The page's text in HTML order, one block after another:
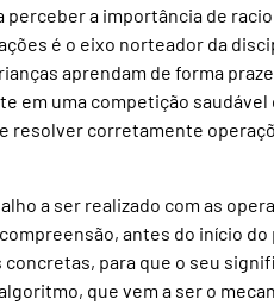
perceber a importância de
é o eixo norteador da
aprendam de forma
em uma competição
resolver corretamente
a ser realizado com as
antes do início
para que o seu
que vem a ser o